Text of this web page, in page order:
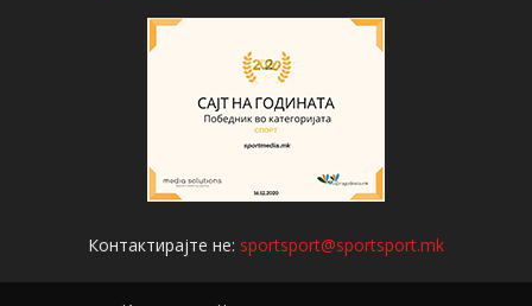
Контактирајте не: sportsport@sportsport.mk